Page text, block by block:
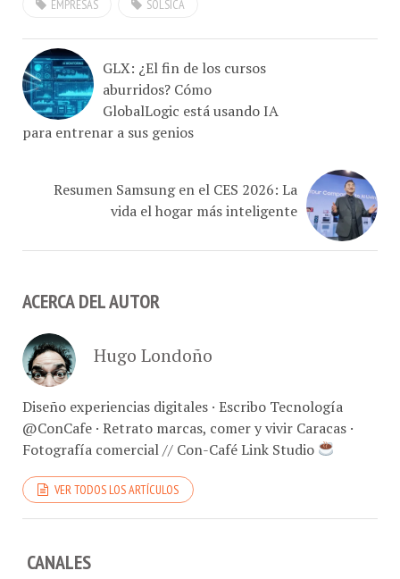
aburridos? Cómo
GlobalLogic está usando IA
para entrenar a sus genios
vida el hogar más inteligente
Diseño experiencias digitales · Escribo Tecnología
@ConCafe · Retrato marcas, comer y vivir Caracas ·
Fotografía comercial // Con-Café Link Studio